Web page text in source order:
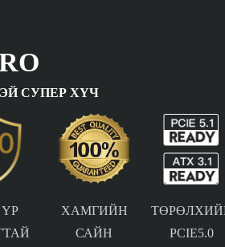
СУПЕР ХҮЧ
ҮР
ХАМГИЙН
САЙН
PCIE5.0